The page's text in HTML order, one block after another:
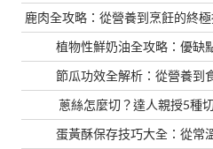
鹿肉全攻略：從營養到烹飪的終
植物性鮮奶油全攻略：優缺
節瓜功效全解析：從營養到
蔥絲怎麼切？達人親授5種
蛋黃酥保存技巧大全：從常